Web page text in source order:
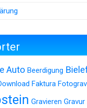
Auto Beerdigung
Faktura
Gravieren Gravur